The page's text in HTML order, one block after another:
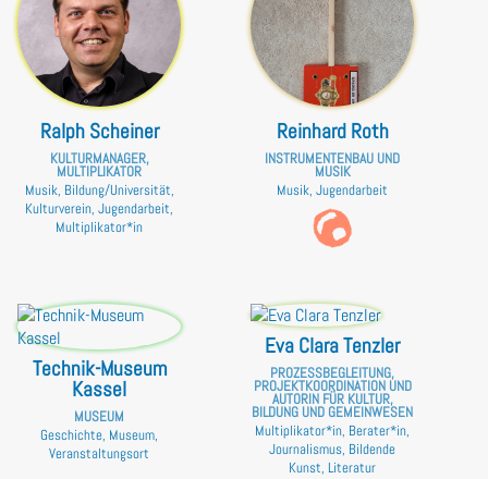
Ralph Scheiner
KULTURMANAGER,
MULTIPLIKATOR
Musik, Bildung/Universität,
Kulturverein, Jugendarbeit,
Multiplikator*in
Reinhard Roth
INSTRUMENTENBAU UND
MUSIK
Musik, Jugendarbeit
Technik-Museum
Kassel
MUSEUM
Geschichte, Museum,
Veranstaltungsort
Eva Clara Tenzler
PROZESSBEGLEITUNG,
PROJEKTKOORDINATION UND
AUTORIN FÜR KULTUR,
BILDUNG UND GEMEINWESEN
Multiplikator*in, Berater*in,
Journalismus, Bildende
Kunst, Literatur